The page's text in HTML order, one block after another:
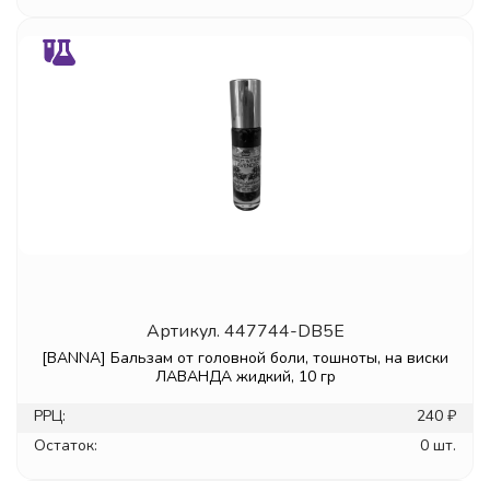
Артикул. 447744-DB5E
[BANNA] Бальзам от головной боли, тошноты, на виски
ЛАВАНДА жидкий, 10 гр
РРЦ:
240 ₽
Остаток:
0 шт.